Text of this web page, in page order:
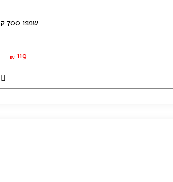
שמפו 700 קרטין וקייל | 1000 מ"ל
₪ 119